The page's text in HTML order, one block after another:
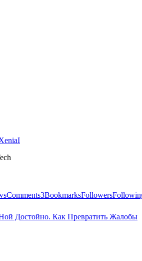
Comments3BookmarksFollowers
Достойно. Как Превратить Жалобы